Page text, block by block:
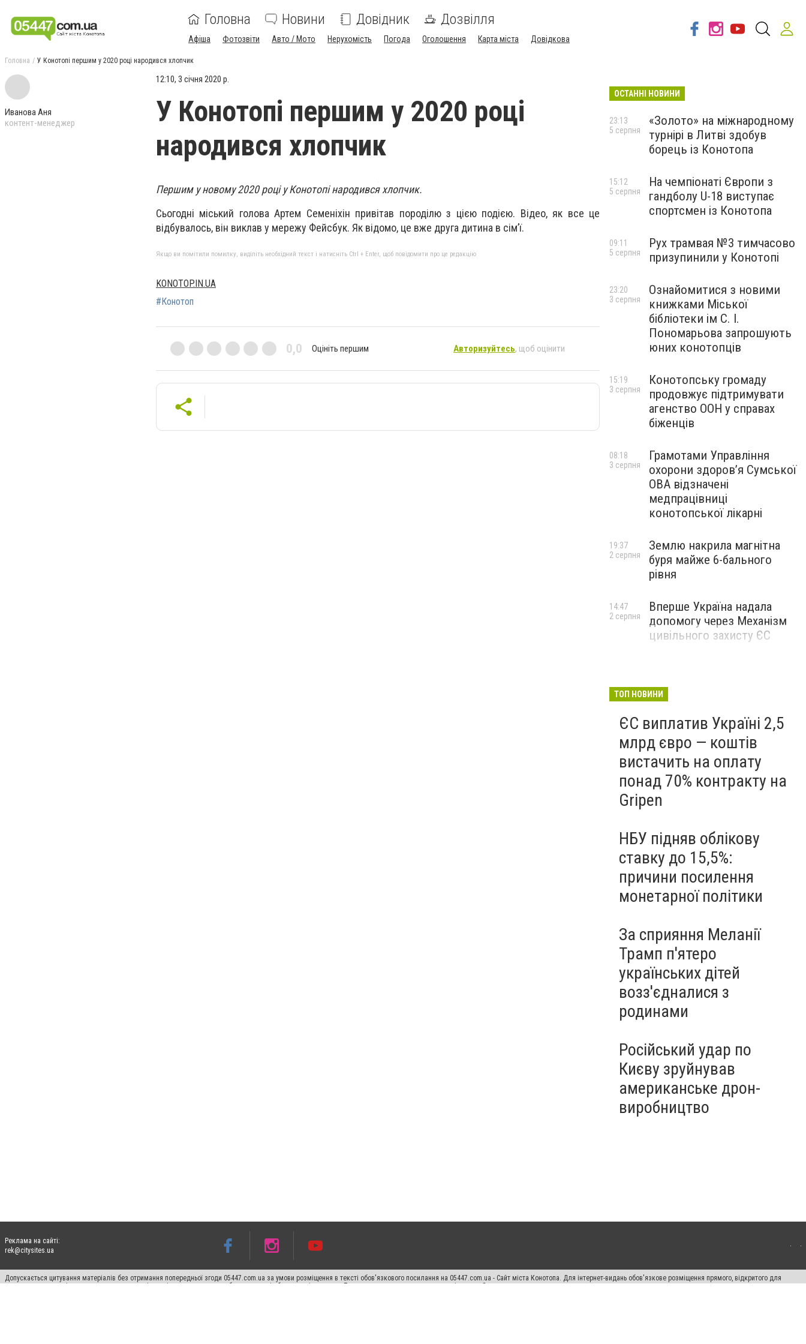
Головна Новини Довідник Дозвілля
Афіша Фотозвіти Авто / Мото Нерухомість Погода Оголошення Карта міста Довідкова
Головна У Конотопі першим у 2020 році народився хлопчик
Иванова Аня
контент-менеджер
12:10, 3 січня 2020 р.
У Конотопі першим у 2020 році
народився хлопчик
Першим у новому 2020 році у Конотопі народився хлопчик.
Сьогодні міський голова Артем Семеніхін привітав породілю з цією подією. Відео, як все це
відбувалось, він виклав у мережу Фейсбук. Як відомо, це вже друга дитина в сім’ї.
Якщо ви помітили помилку, виділіть необхідний текст і натисніть Ctrl + Enter, щоб повідомити про це редакцію
KONOTOP.IN.UA
#Конотоп
0,0 Оцініть першим Авторизуйтесь, щоб оцінити
ОСТАННІ НОВИНИ
«Золото» на міжнародному
турнірі в Литві здобув
борець із Конотопа
23:13
5 серпня
На чемпіонаті Європи з
гандболу U-18 виступає
спортсмен із Конотопа
15:12
5 серпня
Рух трамвая №3 тимчасово
призупинили у Конотопі
09:11
5 серпня
Ознайомитися з новими
книжками Міської
бібліотеки ім С. І.
Пономарьова запрошують
юних конотопців
23:20
3 серпня
Конотопську громаду
продовжує підтримувати
агенство ООН у справах
біженців
15:19
3 серпня
Грамотами Управління
охорони здоров’я Сумської
ОВА відзначені
медпрацівниці
конотопської лікарні
08:18
3 серпня
Землю накрила магнітна
буря майже 6-бального
рівня
19:37
2 серпня
Вперше Україна надала
допомогу через Механізм
цивільного захисту ЄС
14:47
2 серпня
ТОП НОВИНИ
ЄС виплатив Україні 2,5
млрд євро — коштів
вистачить на оплату
понад 70% контракту на
Gripen
НБУ підняв облікову
ставку до 15,5%:
причини посилення
монетарної політики
За сприяння Меланії
Трамп п'ятеро
українських дітей
возз'єдналися з
родинами
Російський удар по
Києву зруйнував
американське дрон-
виробництво
Реклама на сайті:
rek@citysites.ua
Допускається цитування матеріалів без отримання попередньої згоди 05447.com.ua за умови розміщення в тексті обов'язкового посилання на 05447.com.ua - Сайт міста Конотопа. Для інтернет-видань обов'язкове розміщення прямого, відкритого для
пошукових систем гіперпосилання на цитовані статті не нижче другого абзацу в тексті або в якості джерела. Порушення виняткових прав переслідується Законом.